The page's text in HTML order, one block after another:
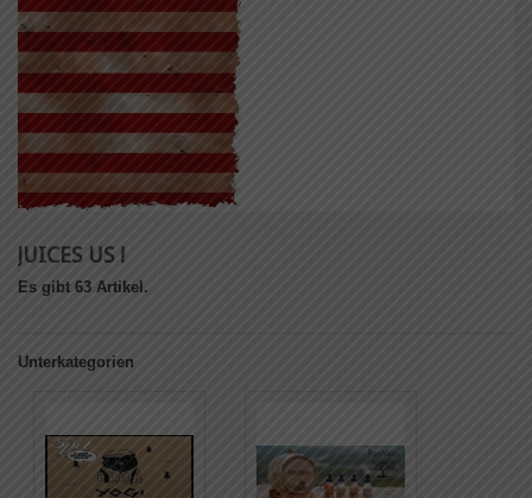
JUICES US !
Es gibt 63 Artikel.
Unterkategorien